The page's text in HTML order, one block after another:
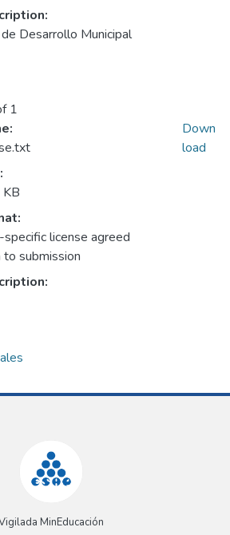
Desarrollo Municipal
1
license agreed
to submission
Down
load
MinEducación